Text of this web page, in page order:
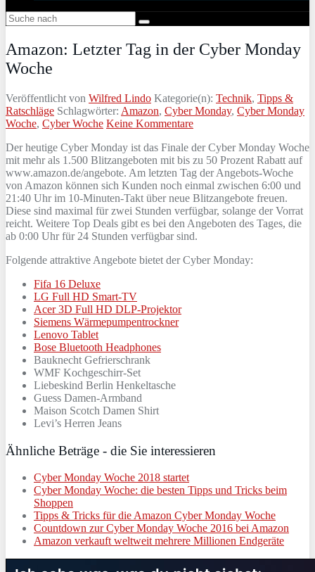
Amazon: Letzter Tag in der Cyber Monday
Woche
Veröffentlicht von Wilfred Lindo Kategorie(n): Technik, Tipps &
Ratschläge Schlagwörter: Amazon, Cyber Monday, Cyber Monday
Woche, Cyber Woche Keine Kommentare
Der heutige Cyber Monday ist das Finale der Cyber Monday Woche
mit mehr als 1.500 Blitzangeboten mit bis zu 50 Prozent Rabatt auf
www.amazon.de/angebote. Am letzten Tag der Angebots-Woche
von Amazon können sich Kunden noch einmal zwischen 6:00 und
21:40 Uhr im 10-Minuten-Takt über neue Blitzangebote freuen.
Diese sind maximal für zwei Stunden verfügbar, solange der Vorrat
reicht. Weitere Top Deals gibt es bei den Angeboten des Tages, die
ab 0:00 Uhr für 24 Stunden verfügbar sind.
Folgende attraktive Angebote bietet der Cyber Monday:
Fifa 16 Deluxe
LG Full HD Smart-TV
Acer 3D Full HD DLP-Projektor
Siemens Wärmepumpentrockner
Lenovo Tablet
Bose Bluetooth Headphones
Bauknecht Gefrierschrank
WMF Kochgeschirr-Set
Liebeskind Berlin Henkeltasche
Guess Damen-Armband
Maison Scotch Damen Shirt
Levi’s Herren Jeans
Ähnliche Beträge - die Sie interessieren
Cyber Monday Woche 2018 startet
Cyber Monday Woche: die besten Tipps und Tricks beim
Shoppen
Tipps & Tricks für die Amazon Cyber Monday Woche
Countdown zur Cyber Monday Woche 2016 bei Amazon
Amazon verkauft weltweit mehrere Millionen Endgeräte